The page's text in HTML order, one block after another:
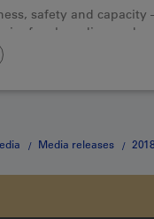
safety and capacity
free boarding and
of Wimmis. As part
railway crossing in
Media releases 2018